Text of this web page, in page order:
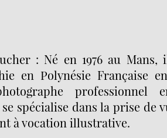
: Né en 1976 au
en Polynésie Française
professionnel
se spécialise dans la prise de
à vocation illustrative.